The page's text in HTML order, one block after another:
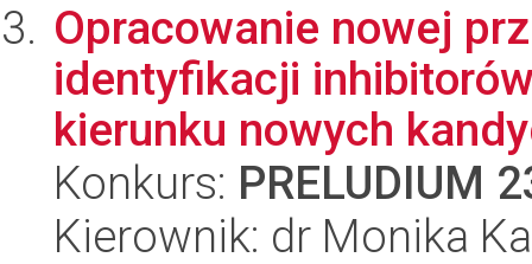
Opracowanie nowej
identyfikacji
kierunku nowych
Konkurs: PRELUDIUM
Kierownik: dr Monika